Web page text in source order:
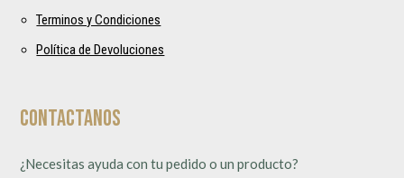
Terminos y Condiciones
Política de Devoluciones
Contactanos
¿Necesitas ayuda con tu pedido o un producto?